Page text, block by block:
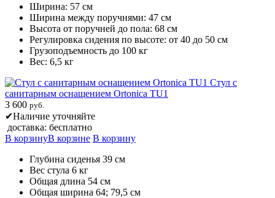
Ширина: 57 см
Ширина между поручнями: 47 см
Высота от поручней до пола: 68 см
Регулировка сидения по высоте: от 40 до 50 см
Грузоподъемность до 100 кг
Вес: 6,5 кг
Стул с
санитарным оснащением Ortonica TU1
3 600 руб.
✔Наличие уточняйте
доставка: бесплатно
В корзинуВ корзине В корзину
Глубина сиденья 39 см
Вес стула 6 кг
Общая длина 54 см
Общая ширина 64; 79,5 см